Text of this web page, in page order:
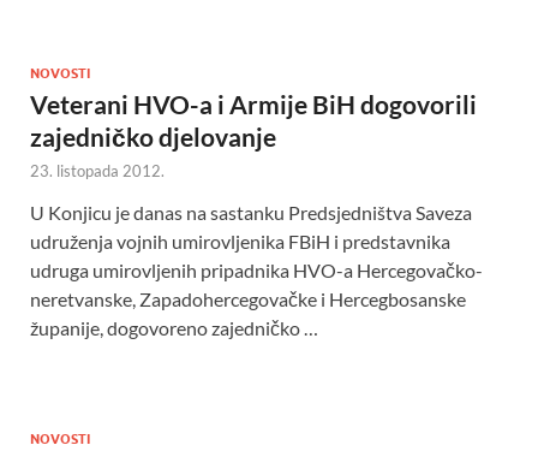
NOVOSTI
Veterani HVO-a i Armije BiH dogovorili
zajedničko djelovanje
23. listopada 2012.
U Konjicu je danas na sastanku Predsjedništva Saveza
udruženja vojnih umirovljenika FBiH i predstavnika
udruga umirovljenih pripadnika HVO-a Hercegovačko-
neretvanske, Zapadohercegovačke i Hercegbosanske
županije, dogovoreno zajedničko …
NOVOSTI